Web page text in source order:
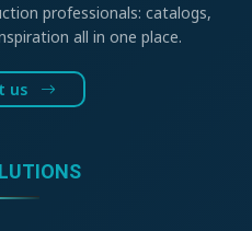
professionals: catalogs,
all in one place.
us